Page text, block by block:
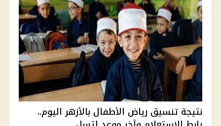
نتيجة تنسيق رياض الأطفال بالأزهر اليوم..